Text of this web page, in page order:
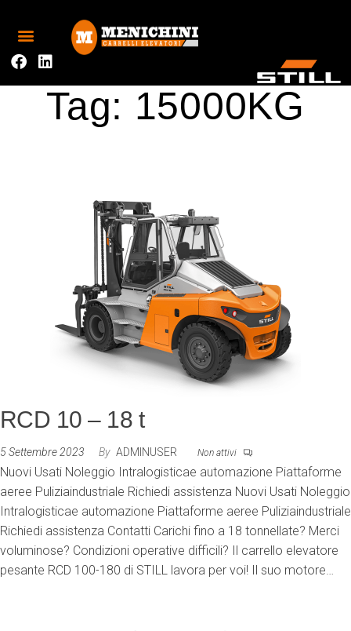
Tag: 15000KG
RCD 10 – 18 t
5 Settembre 2023 By ADMINUSER Non attivi
Nuovi Usati Noleggio Intralogisticae automazione Piattaforme
aeree Puliziaindustriale Richiedi assistenza Nuovi Usati Noleggio
Intralogisticae automazione Piattaforme aeree Puliziaindustriale
Richiedi assistenza Contatti Carichi fino a 18 tonnellate? Merci
voluminose? Condizioni operative difficili? Il carrello elevatore
pesante RCD 100-180 di STILL lavora per voi! Il suo motore…